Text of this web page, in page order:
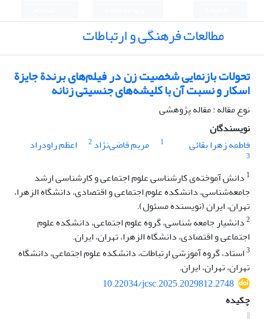
مطالعات فرهنگی و ارتباطات
تحولات بازنمایی شخصیت زن در فیلم‌های برندة جایزة
اسکار و نسبت آن با کلیشه‌های جنسیتی زنانه
نوع مقاله : مقاله پژوهشی
نویسندگان
فاطمه زهرا بقائی
1 مریم قاضی‌نژاد2 اعظم راودراد
3
1 دانش‌ آموخته‌ی کارشناسی علوم اجتماعی و کارشناسی ارشد
جامعه‌شناسی، دانشکده علوم اجتماعی و اقتصادی، دانشگاه الزهرا،
تهران، ایران (نویسنده مسئول).
2دانشیار جامعه شناسی، گروه علوم اجتماعی، دانشکده علوم
اجتماعی و اقتصادی، دانشگاه الزهرا، تهران، ایران.
3استاد، گروه آموزشی ارتباطات، دانشکده علوم اجتماعی، دانشگاه
تهران، تهران، ایران.
10.22034/jcsc.2025.2029812.2748
چکیده